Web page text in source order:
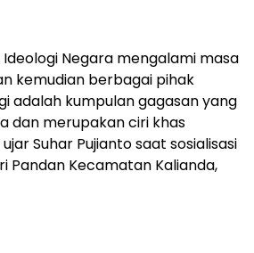
Ideologi Negara mengalami masa
kemudian berbagai pihak
adalah kumpulan gagasan yang
dan merupakan ciri khas
Suhar Pujianto saat sosialisasi
Pandan Kecamatan Kalianda,